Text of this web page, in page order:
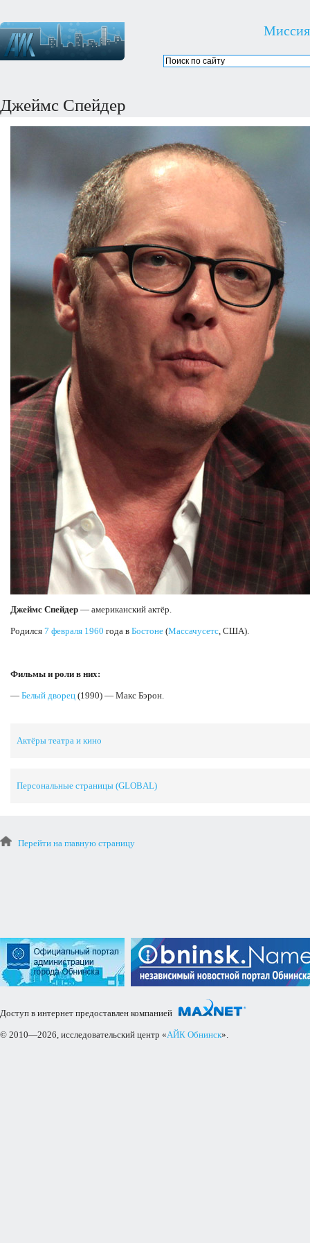
Миссия
Джеймс Спейдер
Джеймс Спейдер — американский актёр.
Родился 7 февраля 1960 года в Бостоне (Массачусетс, США).
Фильмы и роли в них:
— Белый дворец (1990) — Макс Бэрон.
Актёры театра и кино
Персональные страницы (GLOBAL)
Перейти на главную страницу
Доступ в интернет предоставлен компанией
© 2010—2026, исследовательский центр «АЙК Обнинск».